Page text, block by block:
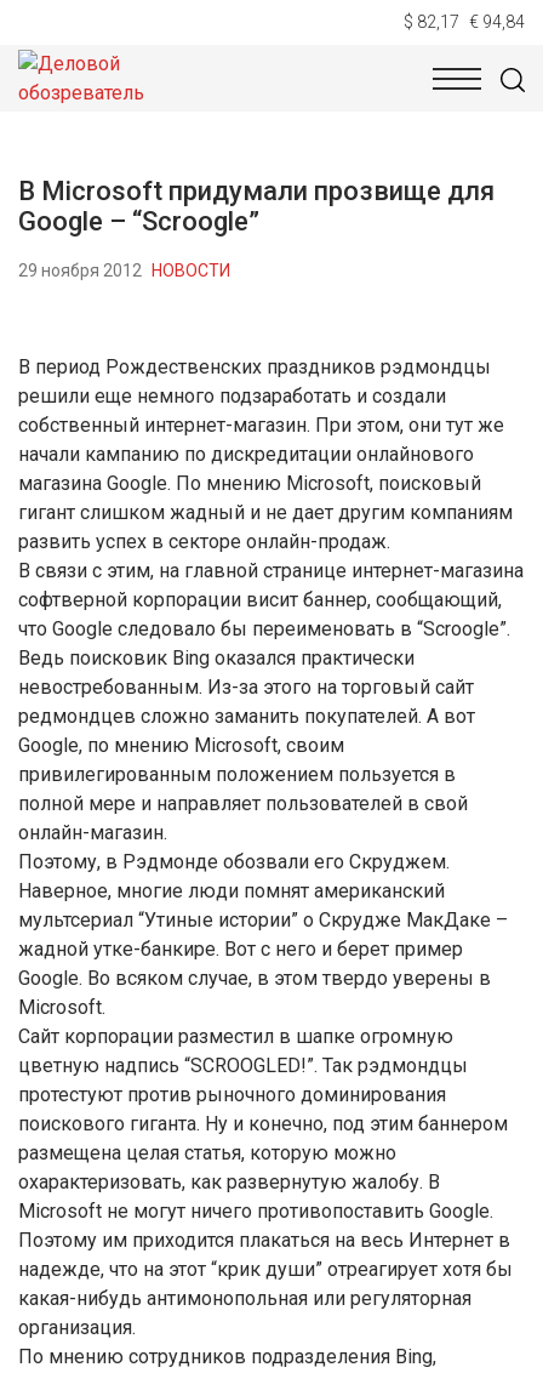
$ 82,17 € 94,84
НОВОСТИ
В Microsoft придумали прозвище для
Google – “Scroogle”
29 ноября 2012 НОВОСТИ
В период Рождественских праздников рэдмондцы
решили еще немного подзаработать и создали
собственный интернет-магазин. При этом, они тут же
начали кампанию по дискредитации онлайнового
магазина Google. По мнению Microsoft, поисковый
гигант слишком жадный и не дает другим компаниям
развить успех в секторе онлайн-продаж.
В связи с этим, на главной странице интернет-магазина
софтверной корпорации висит баннер, сообщающий,
что Google следовало бы переименовать в “Scroogle”.
Ведь поисковик Bing оказался практически
невостребованным. Из-за этого на торговый сайт
редмондцев сложно заманить покупателей. А вот
Google, по мнению Microsoft, своим
привилегированным положением пользуется в
полной мере и направляет пользователей в свой
онлайн-магазин.
Поэтому, в Рэдмонде обозвали его Скруджем.
Наверное, многие люди помнят американский
мультсериал “Утиные истории” о Скрудже МакДаке –
жадной утке-банкире. Вот с него и берет пример
Google. Во всяком случае, в этом твердо уверены в
Microsoft.
Сайт корпорации разместил в шапке огромную
цветную надпись “SCROOGLED!”. Так рэдмондцы
протестуют против рыночного доминирования
поискового гиганта. Ну и конечно, под этим баннером
размещена целая статья, которую можно
охарактеризовать, как развернутую жалобу. В
Microsoft не могут ничего противопоставить Google.
Поэтому им приходится плакаться на весь Интернет в
надежде, что на этот “крик души” отреагирует хотя бы
какая-нибудь антимонопольная или регуляторная
организация.
По мнению сотрудников подразделения Bing,